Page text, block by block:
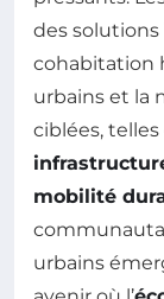
des solutions
cohabitation
urbains et la
ciblées,
mobilité
urbains